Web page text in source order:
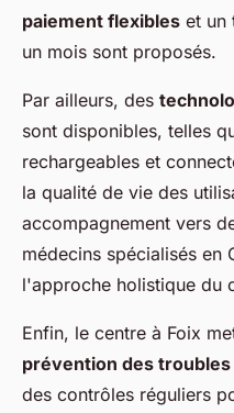
paiement flexibles et un
un mois sont proposés.
Par ailleurs, des
sont disponibles, telles
rechargeables et
la qualité de vie des
accompagnement vers
médecins spécialisés en
l'approche holistique du
Enfin, le centre à Foix
prévention des
des contrôles réguliers